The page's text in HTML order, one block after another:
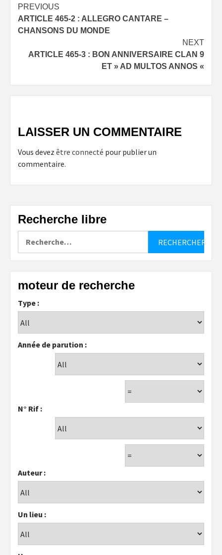
Post
navigation
PREVIOUS
ARTICLE 465-2 : ALLEGRO CANTARE –
CHANSONS DU MONDE
NEXT
ARTICLE 465-3 : BON ANNIVERSAIRE CLAN 9
ET » AD MULTOS ANNOS «
LAISSER UN COMMENTAIRE
Vous devez être connecté pour publier un
commentaire.
Recherche libre
moteur de recherche
Type :
Année de parution :
N° Rif :
Auteur :
Un lieu :